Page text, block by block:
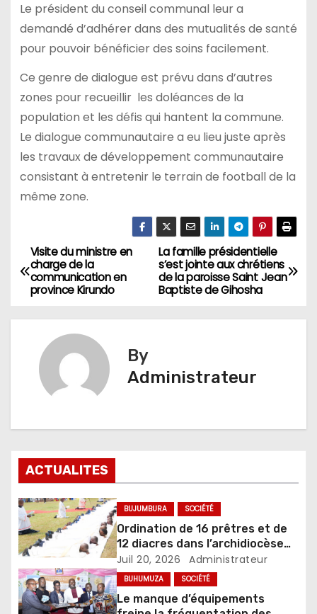
Le président du conseil communal leur a
demandé d’adhérer dans des mutualités de santé
pour pouvoir bénéficier des soins facilement.
Ce genre de dialogue est prévu dans d’autres
zones pour recueillir les doléances de la
population et les défis qui hantent la commune.
Le dialogue communautaire a eu lieu juste après
les travaux de développement communautaire
consistant à entretenir le terrain de football de la
même zone.
Navigation
de
l’article
La famille présidentielle
s’est jointe aux chrétiens
de la paroisse Saint Jean
Baptiste de Gihosha
Visite du ministre en
charge de la
communication en
province Kirundo
By
Administrateur
ACTUALITES
BUJUMBURA SOCIÉTÉ
Ordination de 16 prêtres et de
12 diacres dans l’archidiocèse
de Bujumbura
Juil 20, 2026 Administrateur
BUHUMUZA SOCIÉTÉ
Le manque d’équipements